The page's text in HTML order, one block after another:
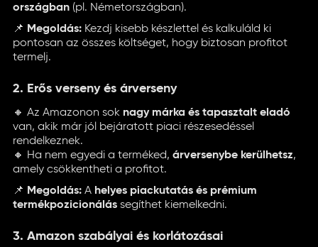
országban (pl. Németországban).
📌 Megoldás: Kezdj kisebb készlettel és kalkuláld ki
pontosan az összes költséget, hogy biztosan profitot
termelj.
2. Erős verseny és árverseny
🔸 Az Amazonon sok nagy márka és tapasztalt eladó
van, akik már jól bejáratott piaci részesedéssel
rendelkeznek.
🔸 Ha nem egyedi a terméked, árversenybe kerülhetsz,
amely csökkentheti a profitot.
📌 Megoldás: A helyes piackutatás és prémium
termékpozicionálás segíthet kiemelkedni.
3. Amazon szabályai és korlátozásai